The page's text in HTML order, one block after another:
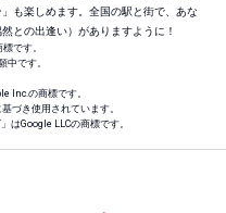
も楽しめます。全国の駅と街で、あな
との出逢い）がありますように！
です。
中です。
Inc.の商標です。
づき使用されています。
はGoogle LLCの商標です。